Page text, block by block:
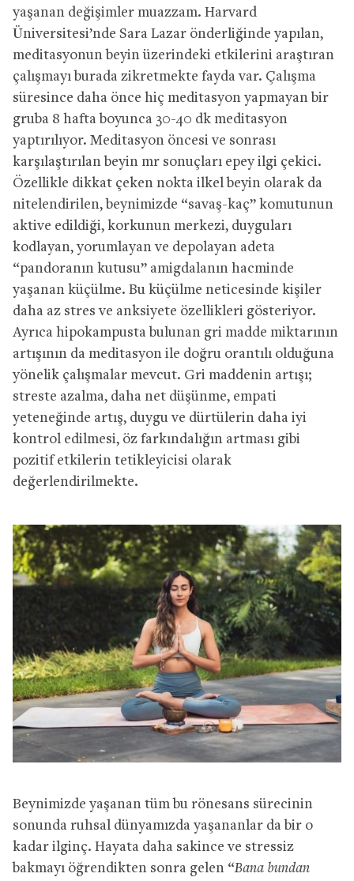
yaşanan değişimler muazzam. Harvard
Üniversitesi’nde Sara Lazar önderliğinde yapılan,
meditasyonun beyin üzerindeki etkilerini araştıran
çalışmayı burada zikretmekte fayda var. Çalışma
süresince daha önce hiç meditasyon yapmayan bir
gruba 8 hafta boyunca 30-40 dk meditasyon
yaptırılıyor. Meditasyon öncesi ve sonrası
karşılaştırılan beyin mr sonuçları epey ilgi çekici.
Özellikle dikkat çeken nokta ilkel beyin olarak da
nitelendirilen, beynimizde “savaş-kaç” komutunun
aktive edildiği, korkunun merkezi, duyguları
kodlayan, yorumlayan ve depolayan adeta
“pandoranın kutusu” amigdalanın hacminde
yaşanan küçülme. Bu küçülme neticesinde kişiler
daha az stres ve anksiyete özellikleri gösteriyor.
Ayrıca hipokampusta bulunan gri madde miktarının
artışının da meditasyon ile doğru orantılı olduğuna
yönelik çalışmalar mevcut. Gri maddenin artışı;
streste azalma, daha net düşünme, empati
yeteneğinde artış, duygu ve dürtülerin daha iyi
kontrol edilmesi, öz farkındalığın artması gibi
pozitif etkilerin tetikleyicisi olarak
değerlendirilmekte.
Beynimizde yaşanan tüm bu rönesans sürecinin
sonunda ruhsal dünyamızda yaşananlar da bir o
kadar ilginç. Hayata daha sakince ve stressiz
bakmayı öğrendikten sonra gelen “Bana bundan